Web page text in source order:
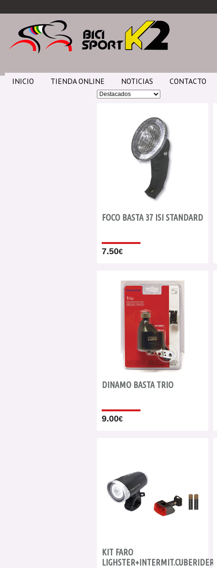
INICIO TIENDA ONLINE NOTICIAS CONTACTO
FOCO BASTA 37 ISI STANDARD
7.50€
DINAMO BASTA TRIO
9.00€
KIT FARO